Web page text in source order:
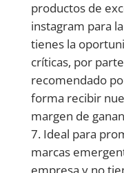
productos de
instagram para
tienes la
críticas, por
recomendado
forma recibir
margen de
Ideal para
marcas